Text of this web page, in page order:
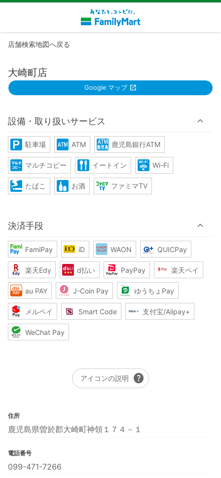
店舗検索地図へ戻る
大崎町店
Google マップ
設備・取り扱いサービス
駐車場 ATM 鹿児島銀行ATM
マルチコピー イートイン Wi-Fi
たばこ お酒 ファミマTV
決済手段
FamiPay iD WAON QUICPay
楽天Edy d払い PayPay 楽天ペイ
au PAY J-Coin Pay ゆうちょPay
メルペイ Smart Code 支付宝/Alipay+
WeChat Pay
アイコンの説明 help
住所
鹿児島県曽於郡大崎町神領１７４－１
電話番号
099-471-7266